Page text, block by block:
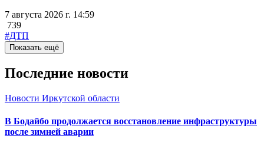
7 августа 2026 г. 14:59
739
#ДТП
Показать ещё
Последние новости
Новости Иркутской области
В Бодайбо продолжается восстановление инфраструктуры
после зимней аварии